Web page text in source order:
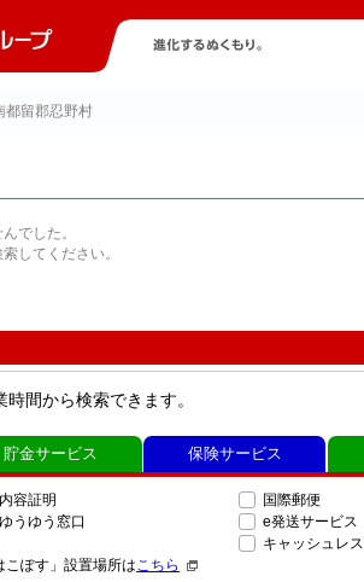
都留郡忍野村
でした。
してください。
間から検索できます。
内容証明
ゆうゆう窓口
こぽす」設置場所はこちら
国際郵便
e発送サービス
キャッシュレス
貯金サービス 保険サービス